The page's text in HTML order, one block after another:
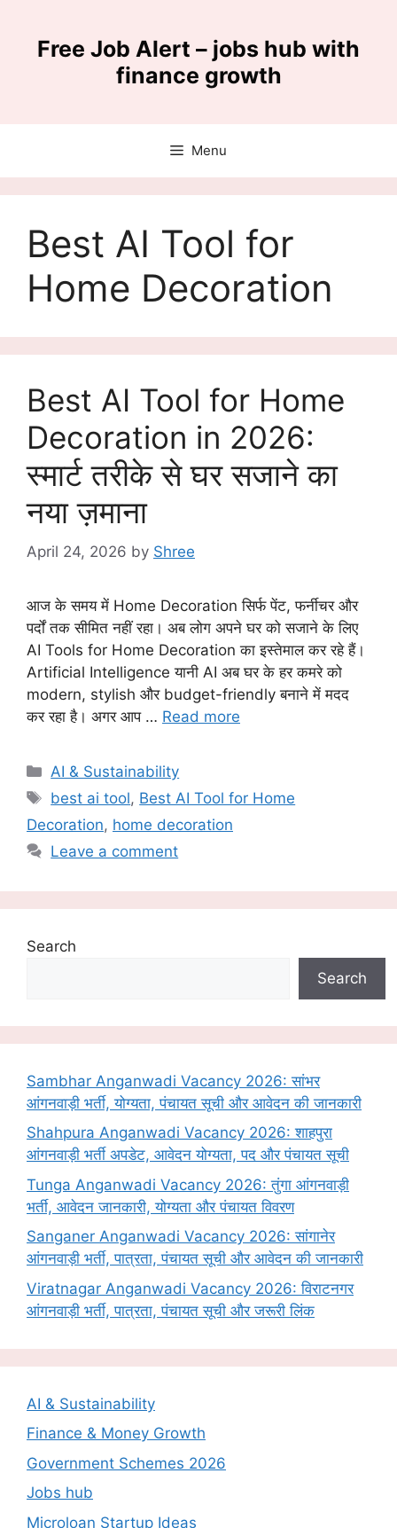
contentFree Job Alert – jobs hub with
finance growth
Menu
Best AI Tool for
Home Decoration
Best AI Tool for Home
Decoration in 2026:
स्मार्ट तरीके से घर सजाने का
नया ज़माना
April 24, 2026 by Shree
आज के समय में Home Decoration सिर्फ पेंट, फर्नीचर और
पर्दों तक सीमित नहीं रहा। अब लोग अपने घर को सजाने के लिए
AI Tools for Home Decoration का इस्तेमाल कर रहे हैं।
Artificial Intelligence यानी AI अब घर के हर कमरे को
modern, stylish और budget-friendly बनाने में मदद
कर रहा है। अगर आप … Read more
Categories
AI & Sustainability
Tags
best ai tool, Best AI Tool for Home
Decoration, home decoration
Leave a comment
Search
Search
Sambhar Anganwadi Vacancy 2026: सांभर
आंगनवाड़ी भर्ती, योग्यता, पंचायत सूची और आवेदन की जानकारी
Shahpura Anganwadi Vacancy 2026: शाहपुरा
आंगनवाड़ी भर्ती अपडेट, आवेदन योग्यता, पद और पंचायत सूची
Tunga Anganwadi Vacancy 2026: तुंगा आंगनवाड़ी
भर्ती, आवेदन जानकारी, योग्यता और पंचायत विवरण
Sanganer Anganwadi Vacancy 2026: सांगानेर
आंगनवाड़ी भर्ती, पात्रता, पंचायत सूची और आवेदन की जानकारी
Viratnagar Anganwadi Vacancy 2026: विराटनगर
आंगनवाड़ी भर्ती, पात्रता, पंचायत सूची और जरूरी लिंक
AI & Sustainability
Finance & Money Growth
Government Schemes 2026
Jobs hub
Microloan Startup Ideas